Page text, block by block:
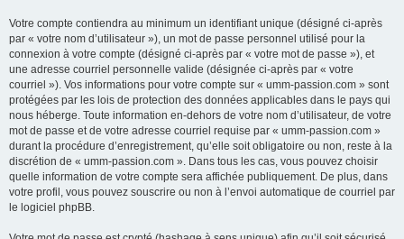
Votre compte contiendra au minimum un identifiant unique (désigné ci-après
par « votre nom d’utilisateur »), un mot de passe personnel utilisé pour la
connexion à votre compte (désigné ci-après par « votre mot de passe »), et
une adresse courriel personnelle valide (désignée ci-après par « votre
courriel »). Vos informations pour votre compte sur « umm-passion.com » sont
protégées par les lois de protection des données applicables dans le pays qui
nous héberge. Toute information en-dehors de votre nom d’utilisateur, de votre
mot de passe et de votre adresse courriel requise par « umm-passion.com »
durant la procédure d’enregistrement, qu’elle soit obligatoire ou non, reste à la
discrétion de « umm-passion.com ». Dans tous les cas, vous pouvez choisir
quelle information de votre compte sera affichée publiquement. De plus, dans
votre profil, vous pouvez souscrire ou non à l’envoi automatique de courriel par
le logiciel phpBB.